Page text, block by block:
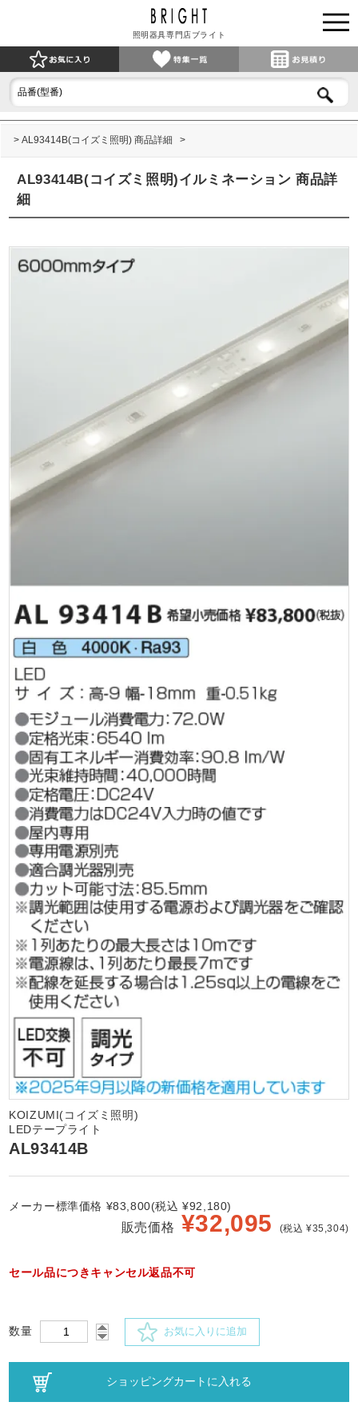
照明器具専門店ブライト
AL93414B(コイズミ照明) 商品詳細
AL93414B(コイズミ照明)イルミネーション 商品詳
細
KOIZUMI(コイズミ照明)
LEDテープライト
AL93414B
メーカー標準価格 ¥83,800(税込 ¥92,180)
販売価格 ¥32,095 (税込 ¥35,304)
セール品につきキャンセル返品不可
数量 お気に入りに追加